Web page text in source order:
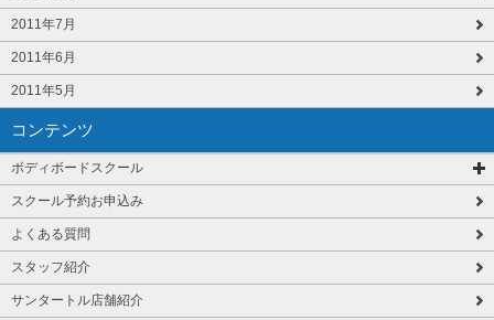
2011年7月
2011年6月
2011年5月
コンテンツ
ボディボードスクール
スクール予約お申込み
よくある質問
スタッフ紹介
サンタートル店舗紹介